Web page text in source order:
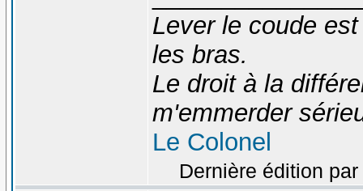
Lever le coude
les bras.
Le droit à la
m'emmerder
Le Colonel
Dernière édition